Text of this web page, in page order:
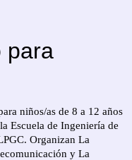
para
niños/as de 8 a 12 años
Escuela de Ingeniería de
Organizan La
y La